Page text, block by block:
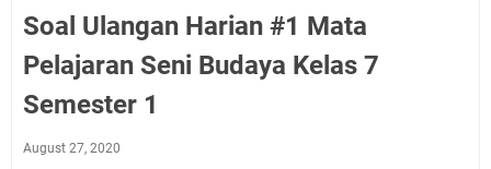
Soal Ulangan Harian #1 Mata
Pelajaran Seni Budaya Kelas 7
Semester 1
August 27, 2020